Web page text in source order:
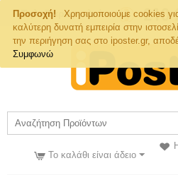
Προσοχή!
Χρησιμοποιούμε cookies
καλύτερη δυνατή εμπειρία στην
την περιήγηση σας στο iposter.gr,
Συμφωνώ
Τηλ. Παραγγελιών
Το καλάθι είναι άδειο